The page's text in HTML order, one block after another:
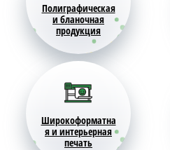
Полиграфическая
и бланочная
продукция
Широкоформатна
я и интерьерная
печать